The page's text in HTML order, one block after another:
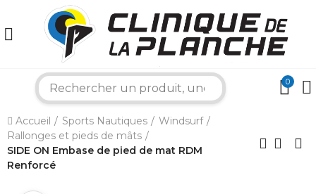
0
Accueil Sports Nautiques
Windsurf
Rallonges et pieds de mâts
SIDE ON Embase de pied de mat RDM
Renforcé
×
Bonjour ! Je suis votre expert nautique.
Comment puis-je vous aider aujourd'hui ?